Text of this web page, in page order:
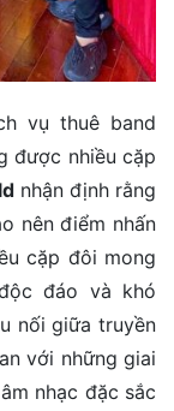
vụ thuê band
được nhiều cặp
nhận định rằng
nên điểm nhấn
cặp đôi mong
đáo và khó
nối giữa truyền
với những giai
nhạc đặc sắc